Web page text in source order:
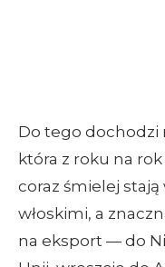
Do tego dochodzi
która z roku na
coraz śmielej
włoskimi, a
na eksport — do